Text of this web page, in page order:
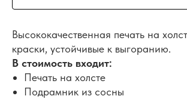
Высококачественная печать на
краски, устойчивые к выгоранию.
В стоимость входит:
Печать на холсте
Подрамник из сосны